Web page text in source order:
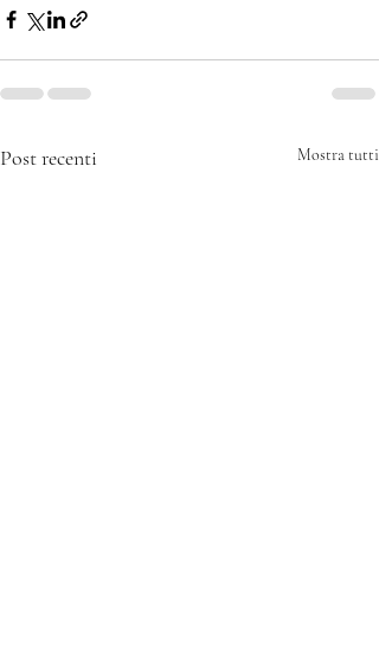
Post recenti Mostra tutti